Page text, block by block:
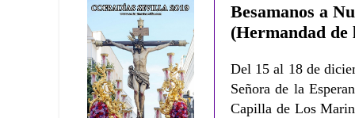
Besamanos a
(Hermandad de
Del 15 al 18 de
Señora de la
Capilla de Los